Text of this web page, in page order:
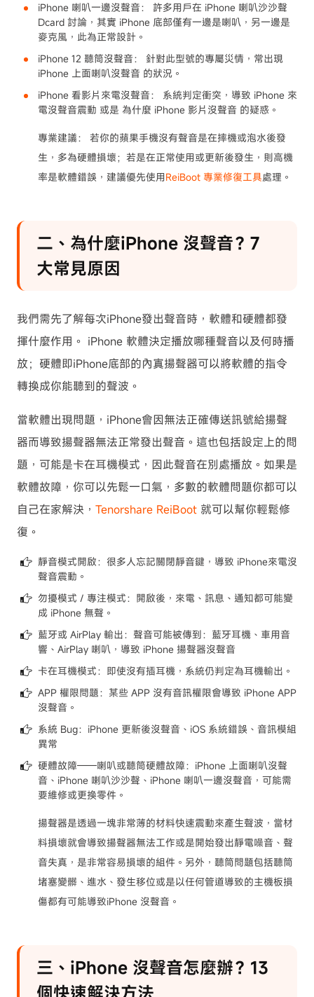
iPhone 喇叭一邊沒聲音： 許多用戶在 iPhone 喇叭沙沙聲
Dcard 討論，其實 iPhone 底部僅有一邊是喇叭，另一邊是
麥克風，此為正常設計。
iPhone 12 聽筒沒聲音： 針對此型號的專屬災情，常出現
iPhone 上面喇叭沒聲音 的狀況。
iPhone 看影片來電沒聲音： 系統判定衝突，導致 iPhone 來
電沒聲音震動 或是 為什麼 iPhone 影片沒聲音 的疑惑。
專業建議： 若你的蘋果手機沒有聲音是在摔機或泡水後發
生，多為硬體損壞；若是在正常使用或更新後發生，則高機
率是軟體錯誤，建議優先使用ReiBoot 專業修復工具處理。
二、為什麼iPhone 沒聲音？7
大常見原因
我們需先了解每次iPhone發出聲音時，軟體和硬體都發
揮什麼作用。 iPhone 軟體決定播放哪種聲音以及何時播
放；硬體即iPhone底部的內寘揚聲器可以將軟體的指令
轉換成你能聽到的聲波。
當軟體出現問題，iPhone會因無法正確傳送訊號給揚聲
器而導致揚聲器無法正常發出聲音。這也包括設定上的問
題，可能是卡在耳機模式，因此聲音在別處播放。如果是
軟體故障，你可以先鬆一口氣，多數的軟體問題你都可以
自己在家解決， Tenorshare ReiBoot 就可以幫你輕鬆修
復。
靜音模式開啟：很多人忘記關閉靜音鍵，導致 iPhone來電沒
聲音震動。
勿擾模式 / 專注模式：開啟後，來電、訊息、通知都可能變
成 iPhone 無聲。
藍牙或 AirPlay 輸出：聲音可能被傳到：藍牙耳機、車用音
響、AirPlay 喇叭，導致 iPhone 揚聲器沒聲音
卡在耳機模式：即使沒有插耳機，系統仍判定為耳機輸出。
APP 權限問題：某些 APP 沒有音訊權限會導致 iPhone APP
沒聲音。
系統 Bug：iPhone 更新後沒聲音、iOS 系統錯誤、音訊模組
異常
硬體故障——喇叭或聽筒硬體故障：iPhone 上面喇叭沒聲
音、iPhone 喇叭沙沙聲、iPhone 喇叭一邊沒聲音，可能需
要維修或更換零件。
揚聲器是透過一塊非常薄的材料快速震動來產生聲波，當材
料損壞就會導致揚聲器無法工作或是開始發出靜電噪音、聲
音失真，是非常容易損壞的組件。另外，聽筒問題包括聽筒
堵塞變髒、進水、發生移位或是以任何管道導致的主機板損
傷都有可能導致iPhone 沒聲音。
三、iPhone 沒聲音怎麼辦？13